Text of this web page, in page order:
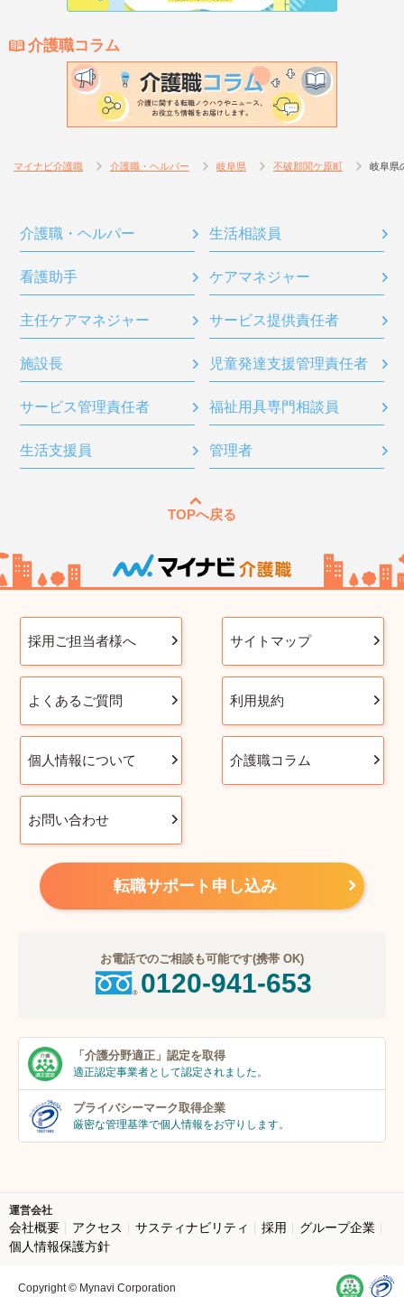
介護職コラム
マイナビ介護職 介護職・ヘルパー 岐阜県 不破郡関ケ原町 岐阜県
介護職・ヘルパー 生活相談員
看護助手 ケアマネジャー
主任ケアマネジャー サービス提供責任者
施設長 児童発達支援管理責任者
サービス管理責任者 福祉用具専門相談員
生活支援員 管理者
TOPへ戻る
採用ご担当者様へ サイトマップ
よくあるご質問 利用規約
個人情報について 介護職コラム
お問い合わせ
転職サポート申し込み
お電話でのご相談も可能です(携帯 OK)
0120-941-653
「介護分野適正」 認定を取得
適正認定事業者として認定されました。
プライバシーマーク取得企業
厳密な管理基準で個人情報をお守りします。
運営会社
会社概要 アクセス サスティナビリティ 採用
グループ企業
個人情報保護方針
Copyright © Mynavi Corporation